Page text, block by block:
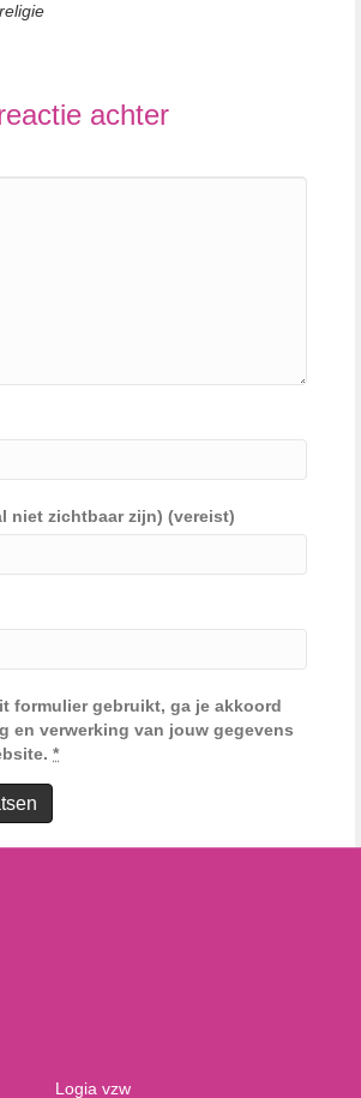
religie
achter
niet zichtbaar zijn) (vereist)
formulier gebruikt, ga je akkoord
en verwerking van jouw gegevens
*
Logia vzw